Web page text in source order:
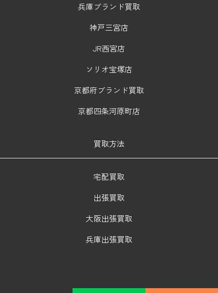
兵庫ブランド買取
神戸三宮店
JR西宮店
ソリオ宝塚店
京都府ブランド買取
京都四条河原町店
買取方法
宅配買取
出張買取
大阪出張買取
兵庫出張買取